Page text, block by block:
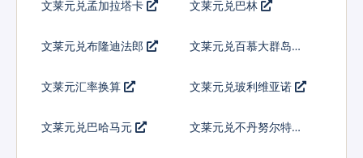
文莱元兑孟加拉塔卡 文莱元兑巴林
文莱元兑布隆迪法郎 文莱元兑百慕大群岛元
文莱元汇率换算 文莱元兑玻利维亚诺
文莱元兑巴哈马元
文莱元兑不丹努尔特鲁